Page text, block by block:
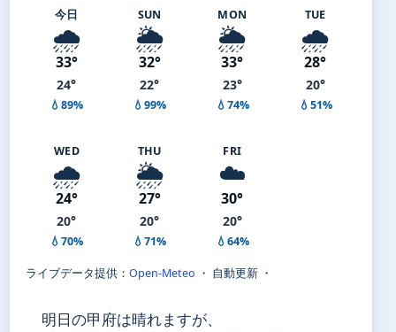
今日
🌧️
33°
24°
💧89%
SUN
🌦️
32°
22°
💧99%
MON
🌦️
33°
23°
💧74%
TUE
🌧️
28°
20°
💧51%
WED
🌧️
24°
20°
💧70%
THU
🌦️
27°
20°
💧71%
FRI
☁️
30°
20°
💧64%
ライブデータ提供： Open-Meteo ・ 自動更新 ・
明日の甲府は晴れますが、